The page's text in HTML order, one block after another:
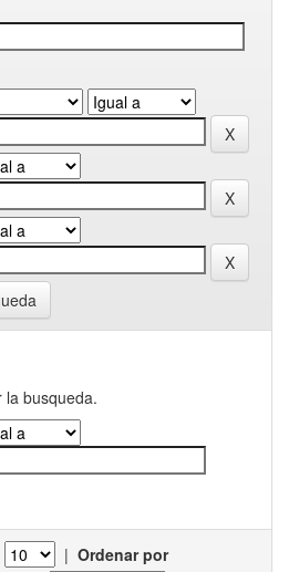
la busqueda.
| Ordenar por